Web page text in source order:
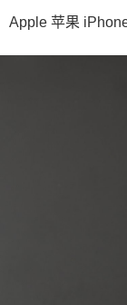
Apple 苹果